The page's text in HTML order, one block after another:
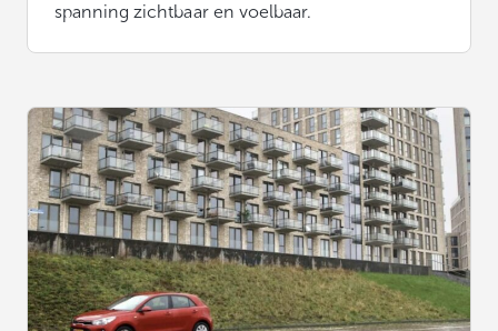
spanning zichtbaar en voelbaar.